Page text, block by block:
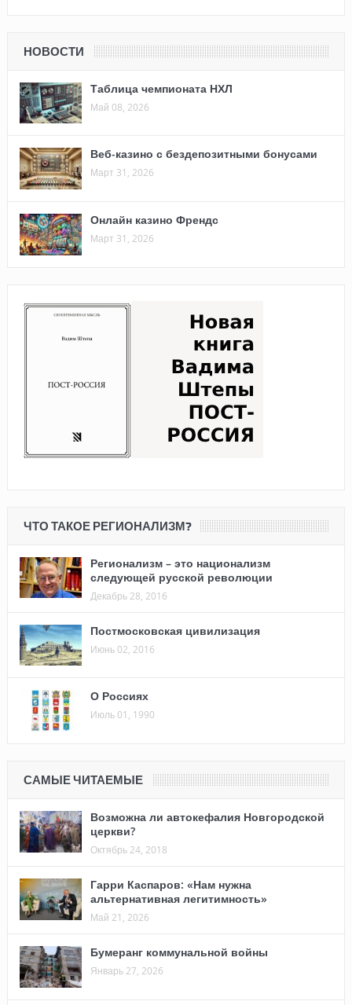
НОВОСТИ
Таблица чемпионата НХЛ
Май 08, 2026
Веб-казино с бездепозитными бонусами
Март 31, 2026
Онлайн казино Френдс
Март 31, 2026
ЧТО ТАКОЕ РЕГИОНАЛИЗМ?
Регионализм – это национализм
следующей русской революции
Декабрь 28, 2016
Постмосковская цивилизация
Июнь 02, 2016
О Россиях
Июль 01, 1990
САМЫЕ ЧИТАЕМЫЕ
Возможна ли автокефалия Новгородской
церкви?
Октябрь 24, 2018
Гарри Каспаров: «Нам нужна
альтернативная легитимность»
Май 21, 2026
Бумеранг коммунальной войны
Январь 27, 2026